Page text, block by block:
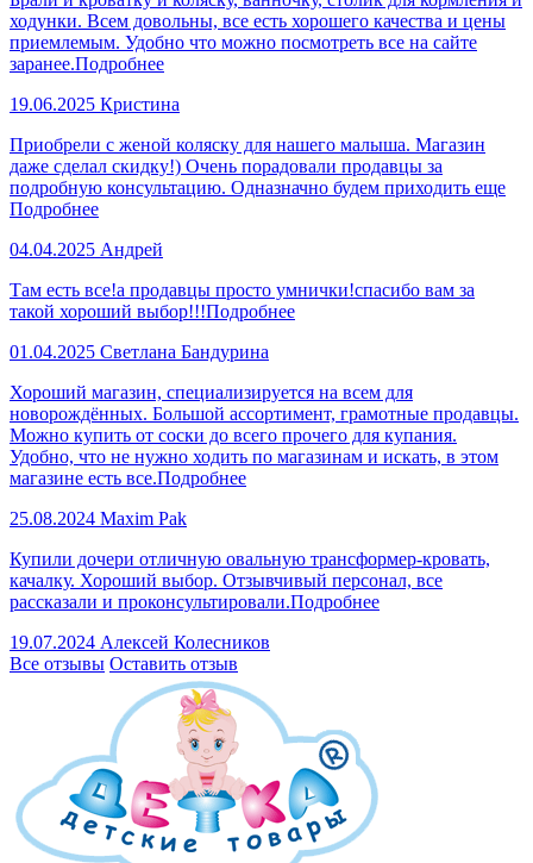
ходунки. Всем довольны, все есть хорошего качества и цены
приемлемым. Удобно что можно посмотреть все на сайте
заранее.Подробнее
19.06.2025 Кристина
Приобрели с женой коляску для нашего малыша. Магазин
даже сделал скидку!) Очень порадовали продавцы за
подробную консультацию. Одназначно будем приходить еще
Подробнее
04.04.2025 Андрей
Там есть все!а продавцы просто умнички!спасибо вам за
такой хороший выбор!!!Подробнее
01.04.2025 Светлана Бандурина
Хороший магазин, специализируется на всем для
новорождённых. Большой ассортимент, грамотные продавцы.
Можно купить от соски до всего прочего для купания.
Удобно, что не нужно ходить по магазинам и искать, в этом
магазине есть все.Подробнее
25.08.2024 Maxim Pak
Купили дочери отличную овальную трансформер-кровать,
качалку. Хороший выбор. Отзывчивый персонал, все
рассказали и проконсультировали.Подробнее
19.07.2024 Алексей Колесников
Все отзывы Оставить отзыв